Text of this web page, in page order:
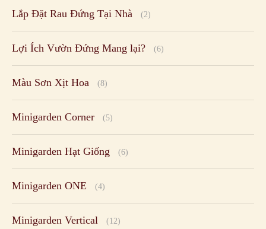
Lắp Đặt Rau Đứng Tại Nhà (2)
Lợi Ích Vườn Đứng Mang lại? (6)
Màu Sơn Xịt Hoa (8)
Minigarden Corner (5)
Minigarden Hạt Giống (6)
Minigarden ONE (4)
Minigarden Vertical (12)